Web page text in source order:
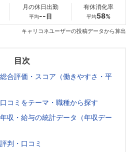
月の休日出勤
平均-- 日
有休消化率
平均58%
キャリコネユーザーの投稿データから算出
目次
合評価・スコア（働きやすさ・平
コミをテーマ・職種から探す
収・給与の統計データ（年収デー
判・口コミ